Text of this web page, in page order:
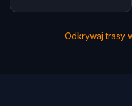
Odkrywaj trasy